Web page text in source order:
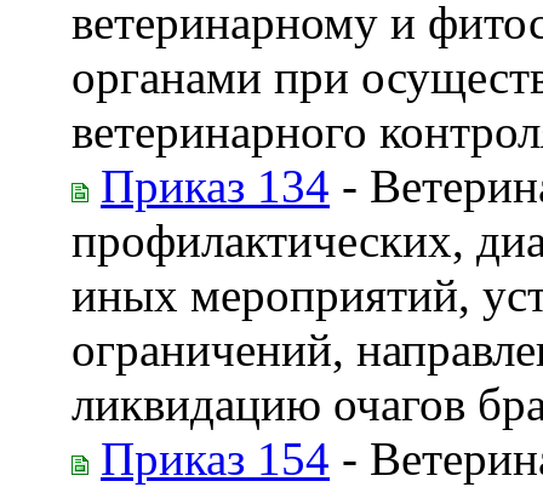
ветеринарному и
органами при
ветеринарного
Приказ 134 -
профилактических,
иных мероприятий,
ограничений,
ликвидацию очагов
Приказ 154 -